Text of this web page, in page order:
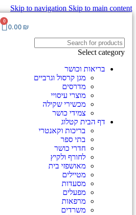
Skip to navigation Skip to main content
0.00 ₪
0
Select category
בריאות וכושר
מגן קרסול וגרביים
מדרסים
מוצרי עיסויי
מכשירי שקילה
צמידי כושר
דף הבית קטלוג
בריכות וקאנטרי
בתי ספר
חדרי כושר
לחורף ולקיץ
מאושפזי בית
מטיילים
מסעדות
מפעלים
מרפאות
משרדים